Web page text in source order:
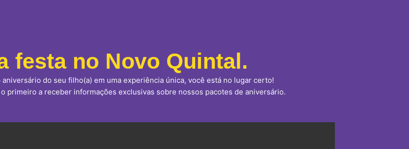
festa no Novo Quintal.
do seu filho(a) em uma experiência única, você está no lugar certo!
primeiro a receber informações exclusivas sobre nossos pacotes de aniversário.